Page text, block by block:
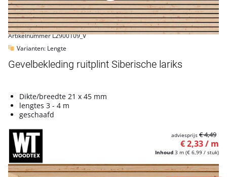
Artikelnummer L2900109_V
Varianten: Lengte
Gevelbekleding ruitplint Siberische lariks
Dikte/breedte 21 x 45 mm
lengtes 3 - 4 m
geschaafd
Inhoud 3 m (€ 6,99 / stuk)
€ 2,33 / m
adviesprijs € 4,49